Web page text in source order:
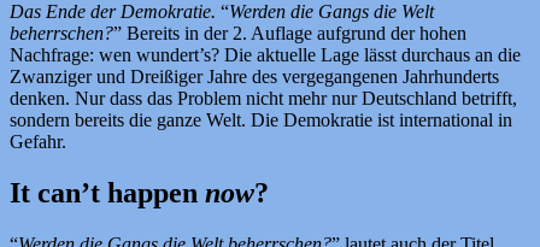
Das Ende der Demokratie. “Werden die Gangs die Welt
beherrschen?” Bereits in der 2. Auflage aufgrund der hohen
Nachfrage: wen wundert’s? Die aktuelle Lage lässt durchaus an die
Zwanziger und Dreißiger Jahre des vergegangenen Jahrhunderts
denken. Nur dass das Problem nicht mehr nur Deutschland betrifft,
sondern bereits die ganze Welt. Die Demokratie ist international in
Gefahr.
It can’t happen now?